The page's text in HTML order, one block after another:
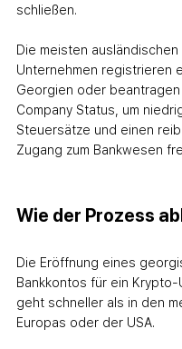
schließen.
Die meisten
Unternehmen registrieren
Georgien oder beantragen
Company Status, um
Steuersätze und einen
Zugang zum Bankwesen
Wie der Prozess
Die Eröffnung eines
Bankkontos für ein Krypto-
geht schneller als in den
Europas oder der USA.